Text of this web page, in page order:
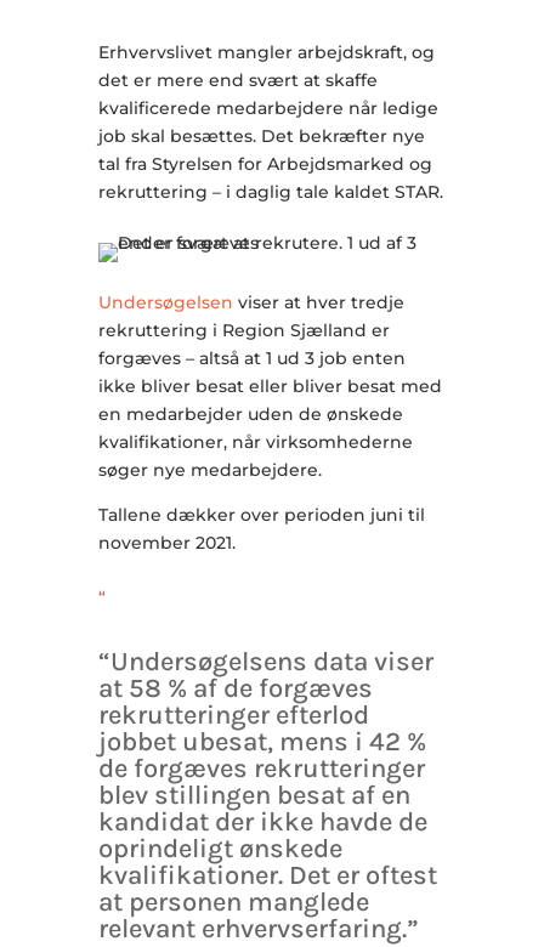
Erhvervslivet mangler arbejdskraft, og
det er mere end svært at skaffe
kvalificerede medarbejdere når ledige
job skal besættes. Det bekræfter nye
tal fra Styrelsen for Arbejdsmarked og
rekruttering – i daglig tale kaldet STAR.
Undersøgelsen viser at hver tredje
rekruttering i Region Sjælland er
forgæves – altså at 1 ud 3 job enten
ikke bliver besat eller bliver besat med
en medarbejder uden de ønskede
kvalifikationer, når virksomhederne
søger nye medarbejdere.
Tallene dækker over perioden juni til
november 2021.
“
“Undersøgelsens data viser
at 58 % af de forgæves
rekrutteringer efterlod
jobbet ubesat, mens i 42 %
de forgæves rekrutteringer
blev stillingen besat af en
kandidat der ikke havde de
oprindeligt ønskede
kvalifikationer. Det er oftest
at personen manglede
relevant erhvervserfaring.”